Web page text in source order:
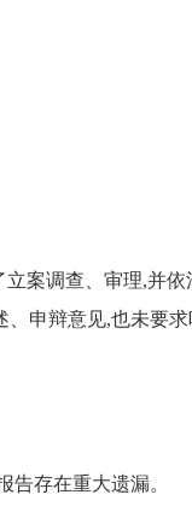
案调查、审理,并
申辩意见,也未要求
告存在重大遗漏。